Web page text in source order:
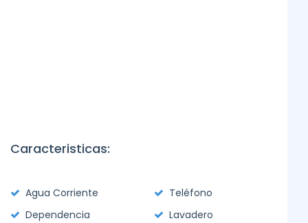
Caracteristicas:
Agua Corriente
Teléfono
Dependencia
Lavadero